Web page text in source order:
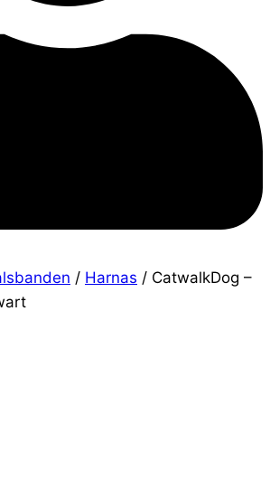
/ Harnas / CatwalkDog –